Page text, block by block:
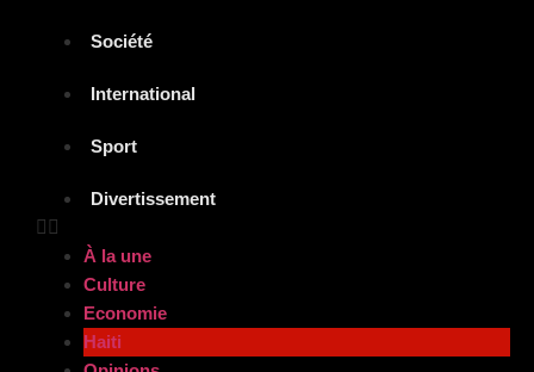
Société
International
Sport
Divertissement
À la une
Culture
Economie
Haiti